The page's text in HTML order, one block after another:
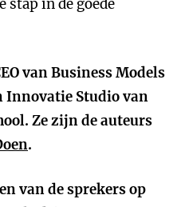
stap in de goede
van Business Models
Innovatie Studio van
Ze zijn de auteurs
.
van de sprekers op